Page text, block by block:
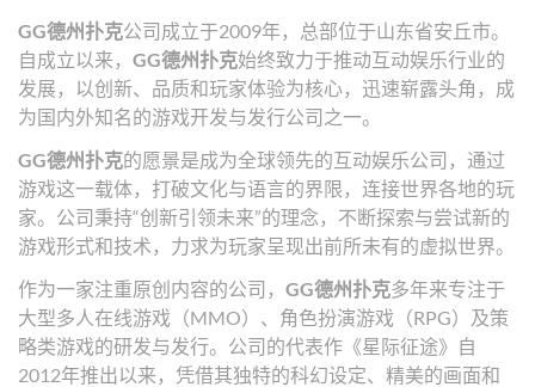
GG德州扑克公司成立于2009年，总部位于山东省安丘市。
自成立以来， GG德州扑克始终致力于推动互动娱乐行业的
发展，以创新、品质和玩家体验为核心，迅速崭露头角，成
为国内外知名的游戏开发与发行公司之一。
GG德州扑克的愿景是成为全球领先的互动娱乐公司，通过
游戏这一载体，打破文化与语言的界限，连接世界各地的玩
家。公司秉持“创新引领未来”的理念，不断探索与尝试新的
游戏形式和技术，力求为玩家呈现出前所未有的虚拟世界。
作为一家注重原创内容的公司， GG德州扑克多年来专注于
大型多人在线游戏（MMO）、角色扮演游戏（RPG）及策
略类游戏的研发与发行。公司的代表作《星际征途》自
2012年推出以来，凭借其独特的科幻设定、精美的画面和